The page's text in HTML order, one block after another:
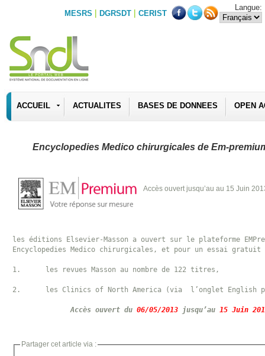
MESRS | DGRSDT | CERIST
Langue:
ACCUEIL ACTUALITES BASES DE DONNEES OPEN
Encyclopedies Medico chirurgicales de Em-
Accès ouvert jusqu’au au 15 Juin
les éditions Elsevier-Masson a ouvert sur le plateforme
Encyclopedies Medico chirurgicales, et pour un essai
1.      les revues Masson au nombre de 122 titres,
2.      les Clinics of North America (via  l’onglet English
        Accès ouvert du
06/05/2013 jusqu’au 15 Juin
Partager cet article via :